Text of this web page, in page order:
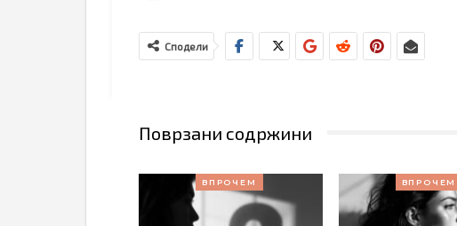
Сподели
Поврзани содржини
ВПРОЧЕМ ВПРОЧЕМ